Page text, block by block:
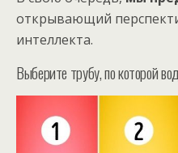
открывающий
интеллекта.
Выберите трубу, по которой